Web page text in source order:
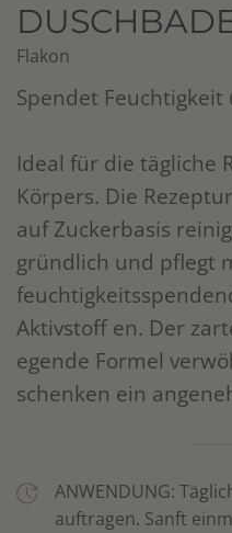
Flakon
Spendet
Ideal für die tägliche
Körpers. Die
auf Zuckerbasis
gründlich und pflegt
Aktivstoff en. Der
egende Formel
schenken ein
ANWENDUNG:
auftragen. Sanft